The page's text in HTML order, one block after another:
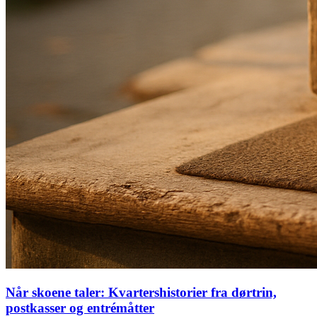
Når skoene taler: Kvartershistorier fra dørtrin,
postkasser og entrémåtter